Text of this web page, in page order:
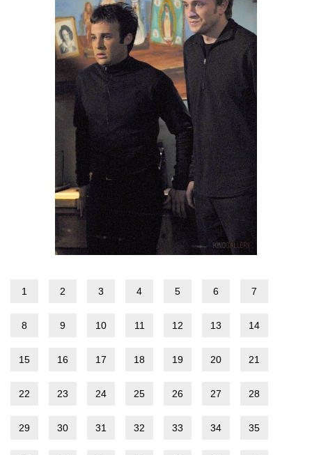
1 2 3 4 5 6 7
8 9 10 11 12 13 14
15 16 17 18 19 20 21
22 23 24 25 26 27 28
29 30 31 32 33 34 35